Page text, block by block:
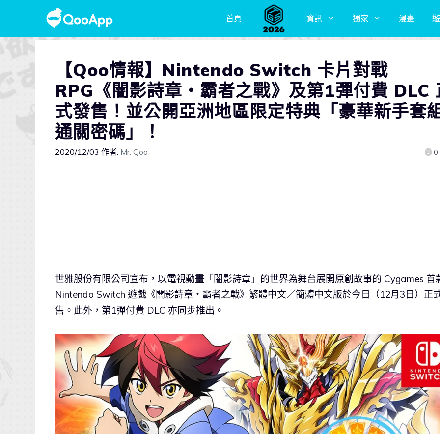
首頁 資訊 獨家 漫畫
【Qoo情報】Nintendo Switch 卡片對戰
RPG《闇影詩章‧霸者之戰》及第1彈付費 DLC
式發售！並公開亞洲地區限定特典「豪華新手套
通關密碼」！
2020/12/03 作者: Mr. Qoo 0
世雅股份有限公司宣布，以電視動畫「闇影詩章」的世界為舞台展開原創故事的 Cygames 首
Nintendo Switch 遊戲《闇影詩章‧霸者之戰》繁體中文／簡體中文版於今日（12月3日）正
售。此外，第1彈付費 DLC 亦同步推出。